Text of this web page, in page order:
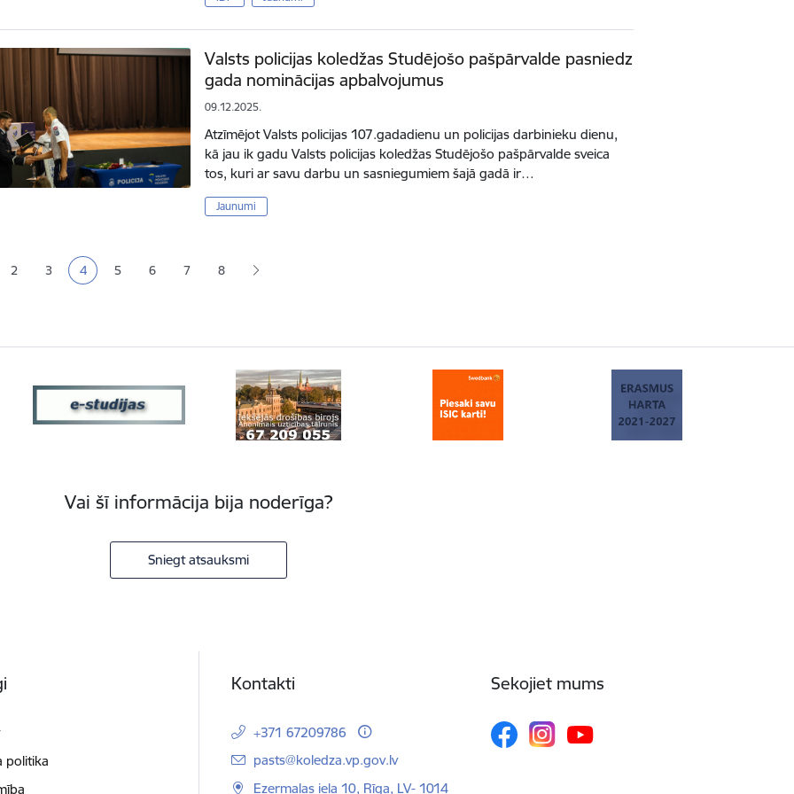
Valsts policijas koledžas Studējošo pašpārvalde pasniedz
gada nominācijas apbalvojumus
09.12.2025.
Atzīmējot Valsts policijas 107.gadadienu un policijas darbinieku dienu,
kā jau ik gadu Valsts policijas koledžas Studējošo pašpārvalde sveica
tos, kuri ar savu darbu un sasniegumiem šajā gadā ir…
Jaunumi
Lapa
2 Lapa
3 Pašreizējā lapa
4 Lapa
5 Lapa
6 Lapa
7 8
Vai šī informācija bija noderīga?
Sniegt atsauksmi
politika
Kontakti
+371 67209786
E-pasts:
pasts@koledza.vp.gov.lv
Ezermalas iela 10, Rīga, LV- 1014
Sekojiet mums